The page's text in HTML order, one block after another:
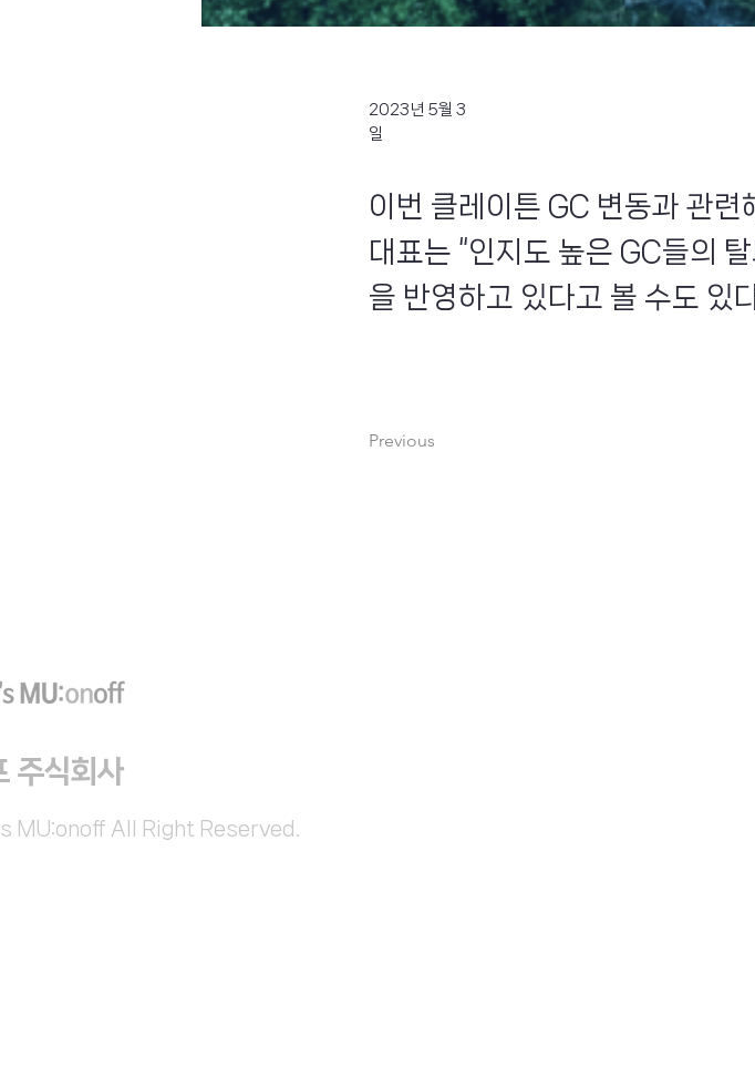
2023년 5월 3
일
이번 클레이튼 GC 변동과 관
대표는 “인지도 높은 GC들의
을 반영하고 있다고 볼 수도 있
Previous
주식회사
MU:onoff All Right Reserved.